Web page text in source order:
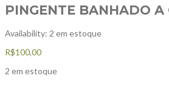
PINGENTE BANHADO
Availability: 2 em estoque
R$100,00
2 em estoque